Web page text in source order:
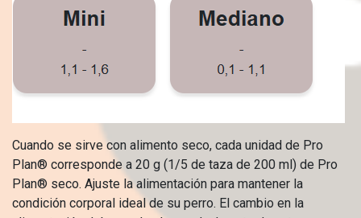
Cuando se sirve con alimento seco, cada unidad de Pro
Plan® corresponde a 20 g (1/5 de taza de 200 ml) de Pro
Plan® seco. Ajuste la alimentación para mantener la
condición corporal ideal de su perro. El cambio en la